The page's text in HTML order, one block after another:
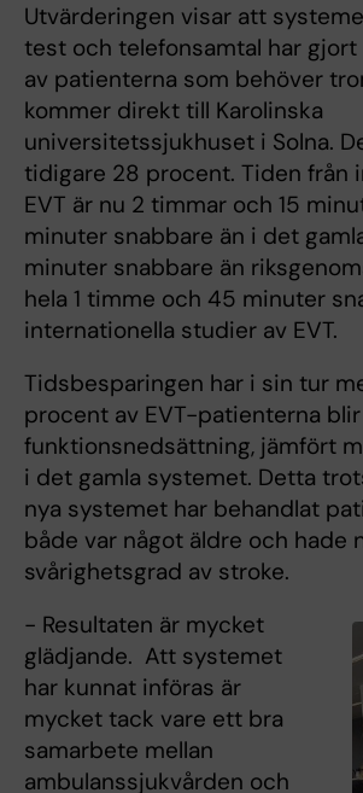
Utvärderingen visar att
test och telefonsamtal har gjort
av patienterna som behöver
kommer direkt till Karolinska
universitetssjukhuset i Solna.
tidigare 28 procent. Tiden från
EVT är nu 2 timmar och 15
minuter snabbare än i det
minuter snabbare än
hela 1 timme och 45 minuter
internationella studier av EVT.
Tidsbesparingen har i sin tur
procent av EVT-patienterna
funktionsnedsättning, jämfört
i det gamla systemet. Detta
nya systemet har behandlat
både var något äldre och hade
svårighetsgrad av stroke.
- Resultaten är mycket
glädjande. Att systemet
har kunnat införas är
mycket tack vare ett bra
samarbete mellan
ambulanssjukvården och